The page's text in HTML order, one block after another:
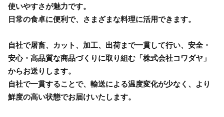
使いやすさが魅力です。
日常の食卓に便利で、さまざまな料理に活用できます。
自社で屠畜、カット、加工、出荷まで一貫して行い、安全・
安心・高品質な商品づくりに取り組む「株式会社コワダヤ」
からお送りします。
自社で一貫することで、輸送による温度変化が少なく、より
鮮度の高い状態でお届けいたします。